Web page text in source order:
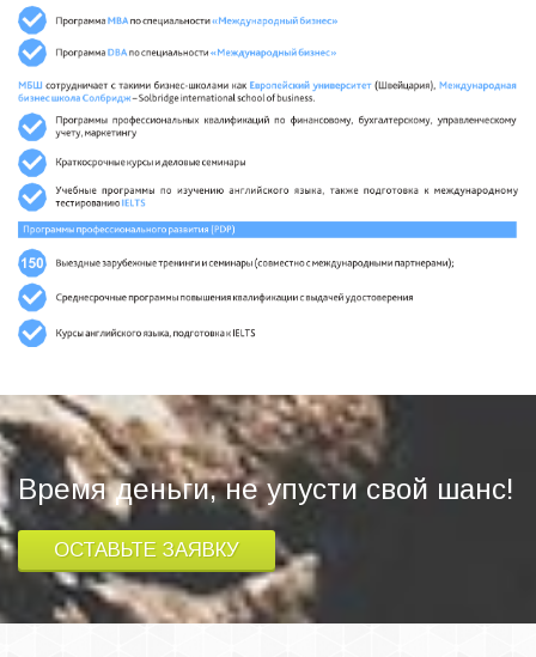
Время деньги, не упусти свой шанс!
ОСТАВЬТЕ ЗАЯВКУ